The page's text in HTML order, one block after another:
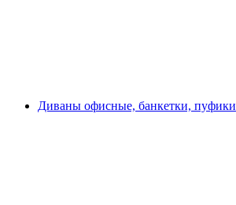
Диваны офисные, банкетки, пуфики